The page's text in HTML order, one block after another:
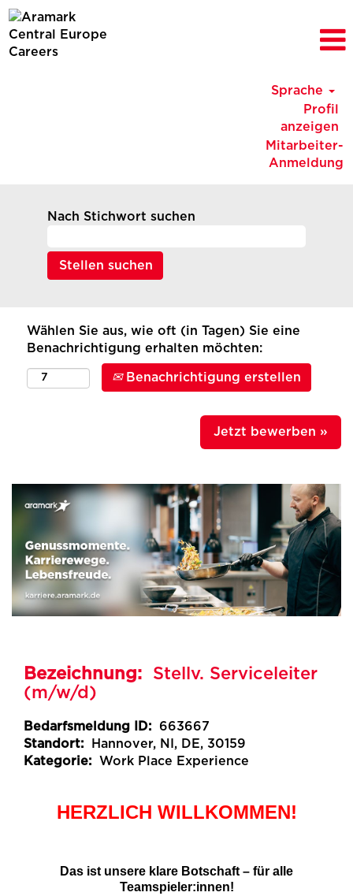
Sprache
Profil
anzeigen
Mitarbeiter-
Anmeldung
Nach Stichwort suchen
Wählen Sie aus, wie oft (in Tagen) Sie eine
Benachrichtigung erhalten möchten:
Benachrichtigung erstellen
Jetzt bewerben »
Bezeichnung: Stellv. Serviceleiter
(m/w/d)
Bedarfsmeldung ID: 663667
Standort:
Hannover, NI, DE, 30159
Kategorie: Work Place Experience
HERZLICH WILLKOMMEN!
Das ist unsere klare Botschaft – für alle
Teamspieler:innen!